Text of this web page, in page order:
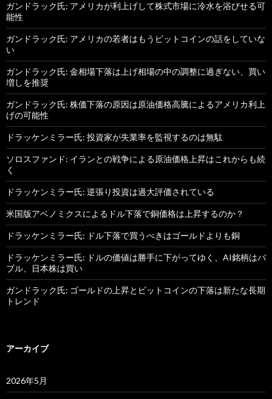
ガンドラック氏: アメリカが利上げして株式市場に冷水を浴びせる可
能性
ガンドラック氏: アメリカの若者はもうビットコインの話をしていな
い
ガンドラック氏: 金相場下落は上げ相場の中の調整に過ぎない、買い
増しを推奨
ガンドラック氏: 株価下落の原因は原油価格高騰によるアメリカ利上
げの可能性
ドラッケンミラー氏: 投資家が失業率を監視するのは無駄
ソロスファンド: イランとの戦争による原油価格上昇はこれからも続
く
ドラッケンミラー氏: 逆張り投資は過大評価されている
米国版アベノミクスによるドル下落で銅価格は上昇するのか？
ドラッケンミラー氏: ドル下落で買うべきはゴールドよりも銅
ドラッケンミラー氏: ドルの価値は勝手に下がってゆく、AI銘柄はバ
ブル、日本株は買い
ガンドラック氏: ゴールドの上昇とビットコインの下落は新たな長期
トレンド
アーカイブ
2026年5月